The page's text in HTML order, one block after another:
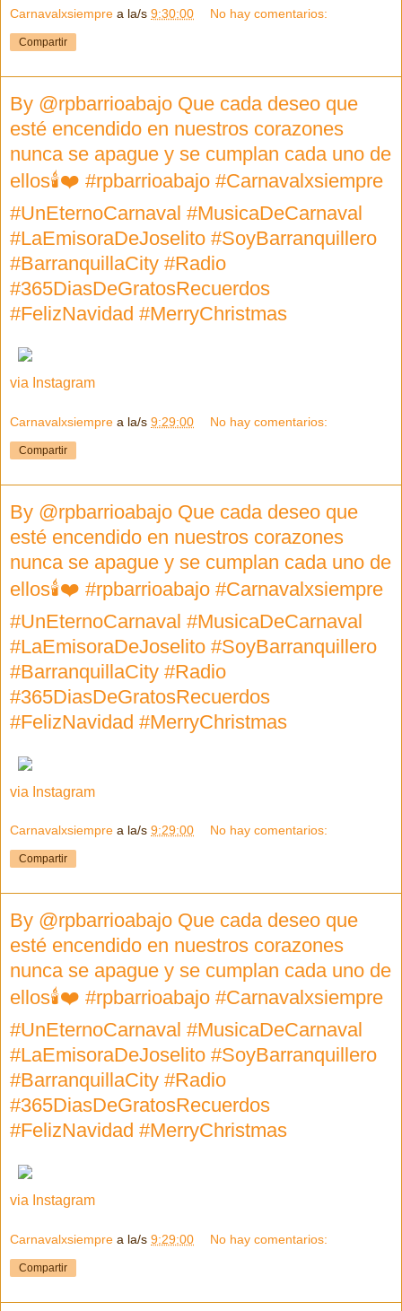
Carnavalxsiempre a la/s 9:30:00 No hay comentarios:
Compartir
By @rpbarrioabajo Que cada deseo que
esté encendido en nuestros corazones
nunca se apague y se cumplan cada uno de
ellos🕯❤️ #rpbarrioabajo #Carnavalxsiempre
#UnEternoCarnaval #MusicaDeCarnaval
#LaEmisoraDeJoselito #SoyBarranquillero
#BarranquillaCity #Radio
#365DiasDeGratosRecuerdos
#FelizNavidad #MerryChristmas
via Instagram
Carnavalxsiempre a la/s 9:29:00 No hay comentarios:
Compartir
By @rpbarrioabajo Que cada deseo que
esté encendido en nuestros corazones
nunca se apague y se cumplan cada uno de
ellos🕯❤️ #rpbarrioabajo #Carnavalxsiempre
#UnEternoCarnaval #MusicaDeCarnaval
#LaEmisoraDeJoselito #SoyBarranquillero
#BarranquillaCity #Radio
#365DiasDeGratosRecuerdos
#FelizNavidad #MerryChristmas
via Instagram
Carnavalxsiempre a la/s 9:29:00 No hay comentarios:
Compartir
By @rpbarrioabajo Que cada deseo que
esté encendido en nuestros corazones
nunca se apague y se cumplan cada uno de
ellos🕯❤️ #rpbarrioabajo #Carnavalxsiempre
#UnEternoCarnaval #MusicaDeCarnaval
#LaEmisoraDeJoselito #SoyBarranquillero
#BarranquillaCity #Radio
#365DiasDeGratosRecuerdos
#FelizNavidad #MerryChristmas
via Instagram
Carnavalxsiempre a la/s 9:29:00 No hay comentarios:
Compartir